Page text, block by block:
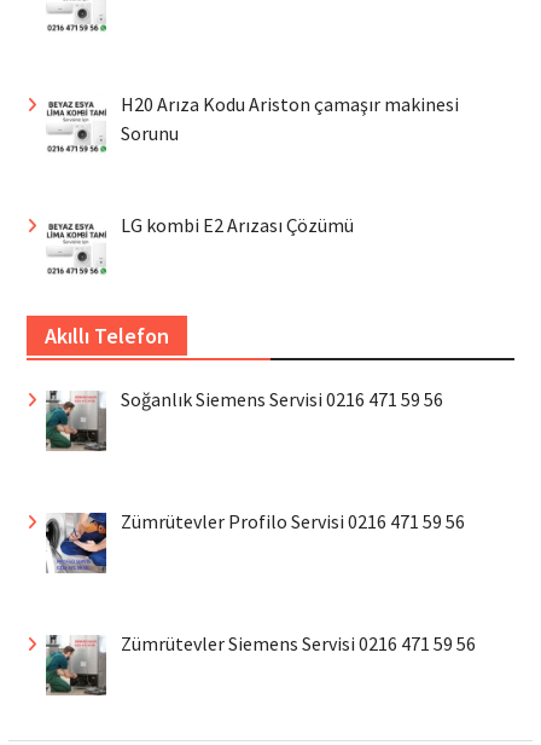
H20 Arıza Kodu Ariston çamaşır makinesi
Sorunu
LG kombi E2 Arızası Çözümü
Akıllı Telefon
Soğanlık Siemens Servisi 0216 471 59 56
Zümrütevler Profilo Servisi 0216 471 59 56
Zümrütevler Siemens Servisi 0216 471 59 56